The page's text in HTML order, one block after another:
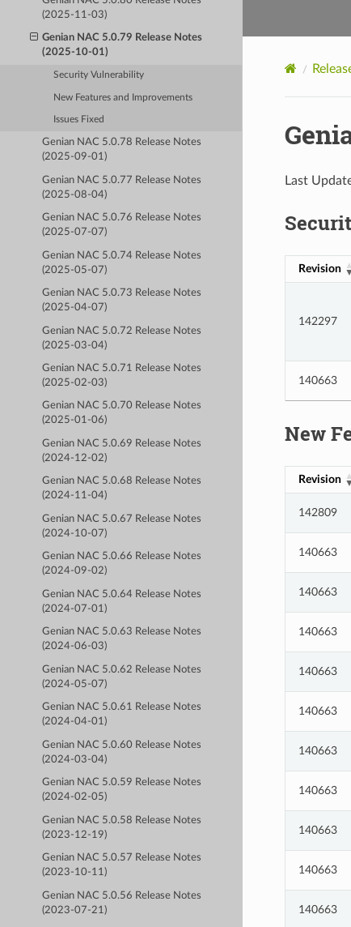
(2025-11-03)
Genian NAC 5.0.79 Release Notes
(2025-10-01)
Security Vulnerability
New Features and Improvements
Issues Fixed
Genian NAC 5.0.78 Release Notes
(2025-09-01)
Genian NAC 5.0.77 Release Notes
(2025-08-04)
Genian NAC 5.0.76 Release Notes
(2025-07-07)
Genian NAC 5.0.74 Release Notes
(2025-05-07)
Genian NAC 5.0.73 Release Notes
(2025-04-07)
Genian NAC 5.0.72 Release Notes
(2025-03-04)
Genian NAC 5.0.71 Release Notes
(2025-02-03)
Genian NAC 5.0.70 Release Notes
(2025-01-06)
Genian NAC 5.0.69 Release Notes
(2024-12-02)
Genian NAC 5.0.68 Release Notes
(2024-11-04)
Genian NAC 5.0.67 Release Notes
(2024-10-07)
Genian NAC 5.0.66 Release Notes
(2024-09-02)
Genian NAC 5.0.64 Release Notes
(2024-07-01)
Genian NAC 5.0.63 Release Notes
(2024-06-03)
Genian NAC 5.0.62 Release Notes
(2024-05-07)
Genian NAC 5.0.61 Release Notes
(2024-04-01)
Genian NAC 5.0.60 Release Notes
(2024-03-04)
Genian NAC 5.0.59 Release Notes
(2024-02-05)
Genian NAC 5.0.58 Release Notes
(2023-12-19)
Genian NAC 5.0.57 Release Notes
(2023-10-11)
Genian NAC 5.0.56 Release Notes
(2023-07-21)
Last
Revision
142297
140663
New
Revision
142809
140663
140663
140663
140663
140663
140663
140663
140663
140663
140663